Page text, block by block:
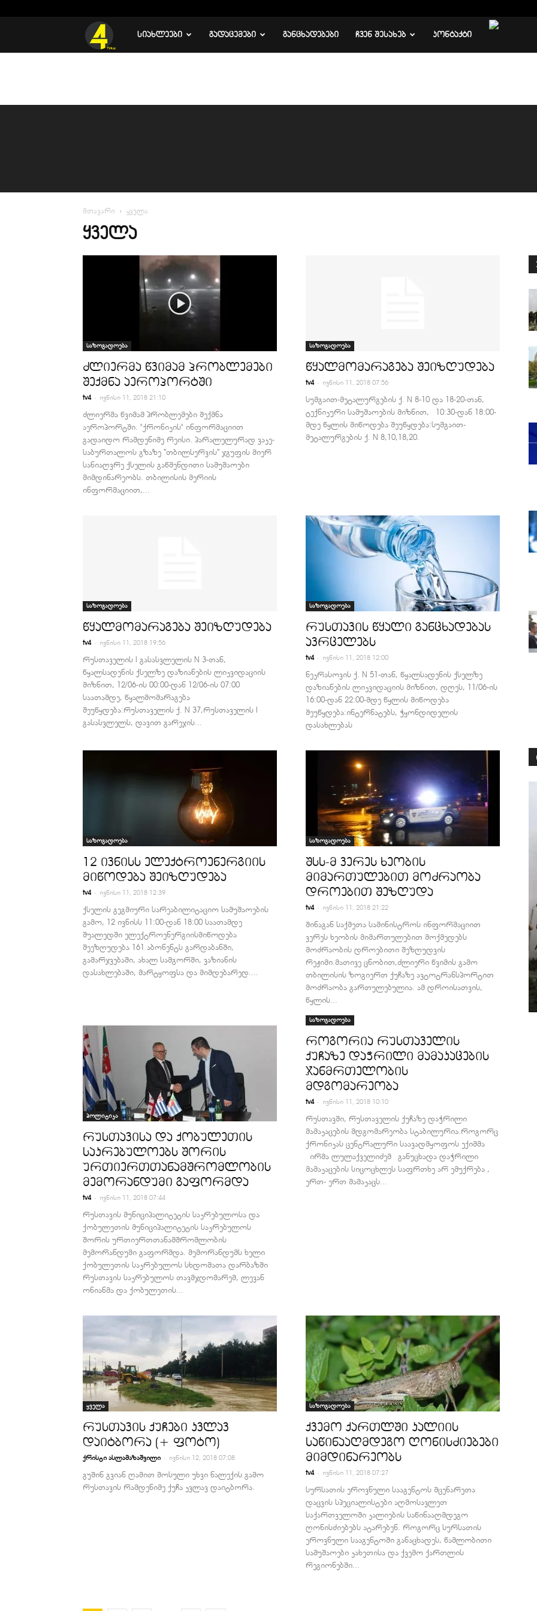
TVᲡᲘᲐᲮᲚᲔᲔᲑᲘ ᲒᲐᲓᲐᲪᲔᲛᲔᲑᲘ ᲒᲐᲜᲪᲮᲐᲓᲔᲑᲔᲑᲘ ᲩᲕᲔᲜ ᲨᲔᲡᲐᲮᲔᲑ ᲙᲝᲜᲢᲐᲥᲢᲘ
მთავარი ყველა
ᲧᲕᲔᲚᲐ
საზოგადოება
ძლიერმა წვიმამ პრობლემები
შექმნა აეროპორტში
tv4 - ივნისი 11, 2018 21:10
ძლიერმა წვიმამ პრობლემები შექმნა
აეროპორტში. "ქრონიკის" ინფორმაციით
გადაიდო რამდენიმე რეისი. პარალელურად ვაკე-
საბურთალოს გზაზე “თბილსერვის“ ჯგუფის მიერ
სანიაღვრე ქსელის გაწმენდითი სამუშაოები
მიმდინარეობს. თბილისის მერიის
ინფორმაციით,...
საზოგადოება
წყალმომარაგება შეიზღუდება
tv4 - ივნისი 11, 2018 07:56
სუმგაით-მეტალურგების ქ. N 8-10 და 18-20-თან,
ტექნიკური სამუშაოების მიზნით, 10:30-დან 18:00-
მდე წყლის მიწოდება შეუწყდება:სუმგაით-
მეტალურგების ქ. N 8,10,18,20.
საზოგადოება
წყალმომარაგება შეიზღუდება
tv4 - ივნისი 11, 2018 19:56
რუსთაველის I გასასვლელის N 3-თან,
წყალსადენის ქსელზე დაზიანების ლიკვიდაციის
მიზნით, 12/06-ის 00:00-დან 12/06-ის 07:00
საათამდე, წყალმომარაგება
შეუწყდება:რუსთაველის ქ. N 37,რუსთაველის I
გასასვლელს, დავით გარეჯის...
საზოგადოება
რუსთავის წყალი განცხადებას
ავრცელებს
tv4 - ივნისი 11, 2018 12:00
ნეკრასოვის ქ. N 51-თან, წყალსადენის ქსელზე
დაზიანების ლიკვიდაციის მიზნით, დღეს, 11/06-ის
16:00-დან 22:00-მდე წყლის მიწოდება
შეუწყდება:ინტერნატებს, ჭყონდიდელის
დასახლებას
საზოგადოება
12 ივნისს ელექტროენერგიის
მიწოდება შეიზღუდება
tv4 - ივნისი 11, 2018 12:39
ქსელის გეგმიური სარეაბილიტაციო სამუშაოების
გამო, 12 ივნისს 11:00-დან 18:00 საათამდე
შუალედში ელექტროენერგიისმიწოდება
შეეზღუდება 161 აბონენტს გარდაბანში,
გამარჯვებაში, ახალ სამგორში, ვაზიანის
დასახლებაში, მარტყოფსა და მიმდებარედ....
საზოგადოება
შსს-მ ვერეს ხეობის
მიმართულებით მოძრაობა
დროებით შეზღუდა
tv4 - ივნისი 11, 2018 21:22
შინაგან საქმეთა სამინისტროს ინფორმაციით
ვერეს ხეობის მიმართულებით მოქმედებს
მოძრაობის დროებითი შეზღუდვის
რეჟიმი.მათივე ცნობით,ძლიერი წვიმის გამო
თბილისის ზოგიერთ ქუჩაზე ავტოტრანსპორტით
მოძრაობა გართულებულია. ამ დროისათვის,
წყლის...
პოლიტიკა
რუსთავისა და ქობულეთის
საკრებულოებს შორის
ურთიერთთანამშრომლობის
მემორანდუმი გაფორმდა
tv4 - ივნისი 11, 2018 07:44
რუსთავის მუნიციპალიტეტის საკრებულოსა და
ქობულეთის მუნიციპალიტეტის საკრებულოს
შორის ურთიერთთანამშრომლობის
მემორანდუმი გაფორმდა. მემორანდუმს ხელი
ქობულეთის საკრებულოს სხდომათა დარბაზში
რუსთავის საკრებულოს თავმჯდომარემ, ლევან
ონიანმა და ქობულეთის...
საზოგადოება
როგორია რუსთაველის
ქუჩაზე დაჭრილი მამაკაცების
ჯანმრთელობის
მდგომარეობა
tv4 - ივნისი 11, 2018 10:10
რუსთავში, რუსთაველის ქუჩაზე დაჭრილი
მამაკაცების მდგომარეობა სტაბილურია.როგორც
ქრონიკას ცენტრალური საავადმყოფოს ექიმმა
ირმა ლულაქველიძემ განუცხადა დაჭრილი
მამაკაცების სიცოცხლეს საფრთხე არ ემუქრება ,
ერთ- ერთ მამაკაცს...
ყველა
რუსთავის ქუჩები კვლავ
დაიტბორა (+ ფოტო)
ქრისტი ასლამაზაშვილი - ივნისი 12, 2018 07:08
გუშინ გვიან ღამით მოსული უხვი ნალექის გამო
რუსთავის რამდენიმე ქუჩა კვლავ დაიტბორა.
საზოგადოება
ქვემო ქართლში კალიის
საწინააღმდეგო ღონისძიებები
მიმდინარეობს
tv4 - ივნისი 11, 2018 07:27
სურსათის ეროვნული სააგენტოს მცენარეთა
დაცვის სპეციალისტები აღმოსავლეთ
საქართველოში კალიების საწინააღმდეგო
ღონისძიებებს ატარებენ. როგორც სურსათის
ეროვნული სააგენტოში განაცხადეს, წამლობითი
სამუშაოები კახეთისა და ქვემო ქართლის
რეგიონებში...